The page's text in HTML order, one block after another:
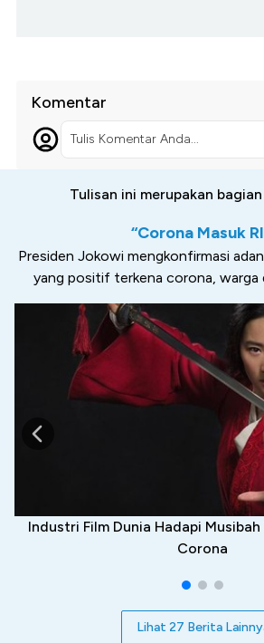
Komentar
Tulis Komentar Anda...
Tulisan ini merupakan
“Corona Masuk
Presiden Jokowi mengkonfirmasi
yang positif terkena corona, warga
Industri Film Dunia Hadapi
Corona
Lihat 27 Berita